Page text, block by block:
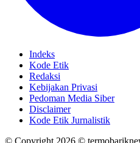
Indeks
Kode Etik
Redaksi
Kebijakan Privasi
Pedoman Media Siber
Disclaimer
Kode Etik Jurnalistik
© Copyright 2026 ©